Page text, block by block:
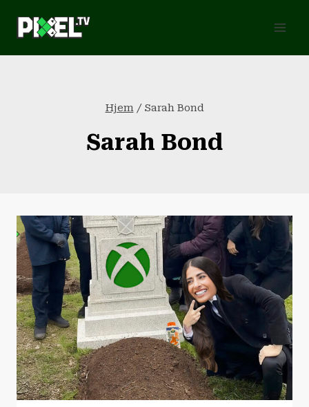
Hjem / Sarah Bond
Sarah Bond